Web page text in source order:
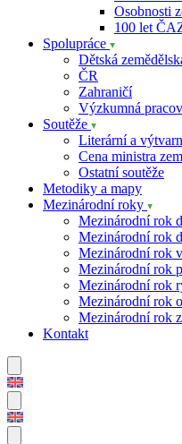
Osobnosti
100 let
Spolupráce
Dětská
ČR
Zahraničí
Výzkumná
Soutěže
Literární a
Cena ministra
Ostatní soutěže
Metodiky a mapy
Mezinárodní roky
Mezinárodní rok
Mezinárodní rok
Mezinárodní rok
Mezinárodní rok
Mezinárodní rok
Mezinárodní rok
Mezinárodní rok
Kontakt